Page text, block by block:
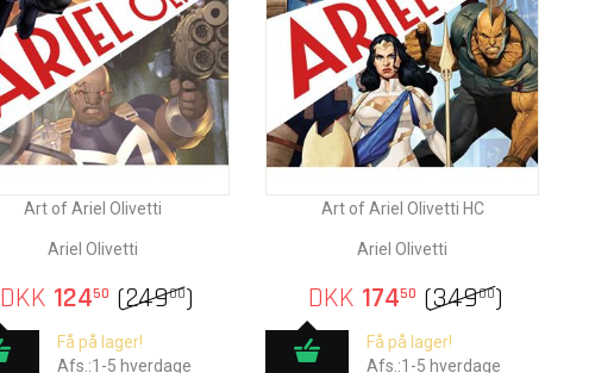
Art of Ariel Olivetti
Ariel Olivetti
DKK 12450 (24900)
Få på lager!
Afs.:1-5 hverdage
Art of Ariel Olivetti HC
Ariel Olivetti
DKK 17450 (34900)
Få på lager!
Afs.:1-5 hverdage